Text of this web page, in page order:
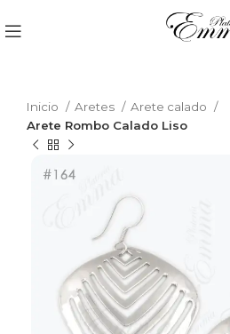
Inicio Aretes
Arete calado
Arete Rombo Calado Liso